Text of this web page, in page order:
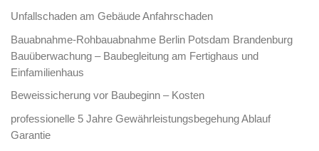
Unfallschaden am Gebäude Anfahrschaden
Bauabnahme-Rohbauabnahme Berlin Potsdam Brandenburg
Bauüberwachung – Baubegleitung am Fertighaus und
Einfamilienhaus
Beweissicherung vor Baubeginn – Kosten
professionelle 5 Jahre Gewährleistungsbegehung Ablauf
Garantie